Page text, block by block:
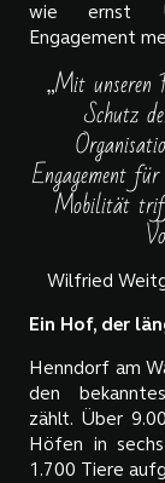
wie ernst
Engagement
„Mit unseren
Schutz
Engagement
Mobilität
Wilfried
Ein Hof, der
Henndorf am
den
zählt. Über
Höfen in
1.700 Tiere